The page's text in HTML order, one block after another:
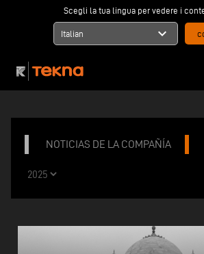
Scegli la tua lingua per vedere i
Italian expand_more
NOTICIAS DE LA COMPAÑÍA